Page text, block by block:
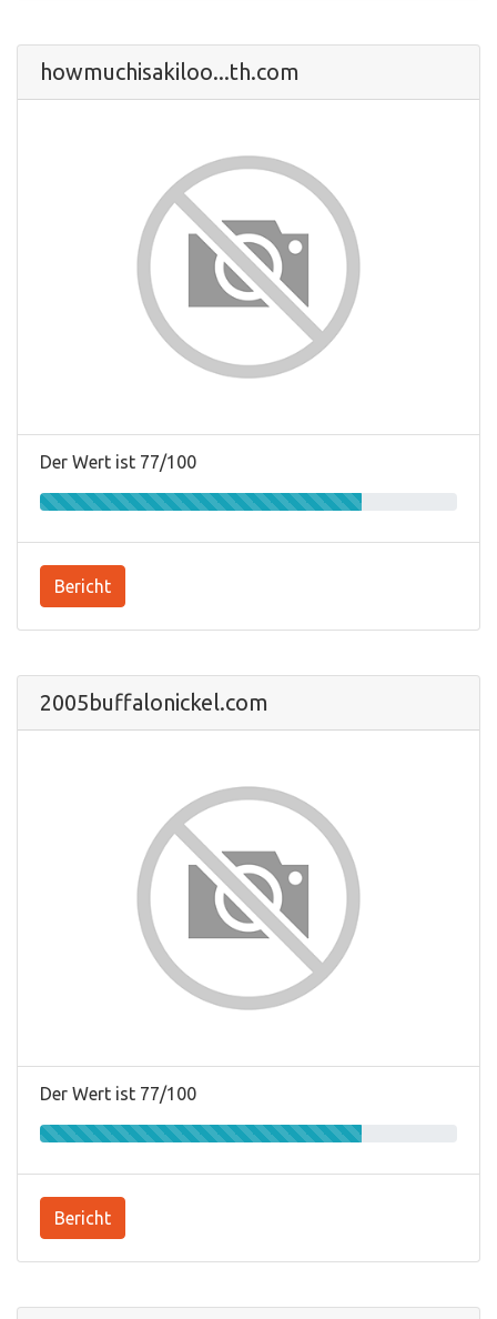
howmuchisakiloo...th.com
Der Wert ist 77/100
Bericht
2005buffalonickel.com
Der Wert ist 77/100
Bericht